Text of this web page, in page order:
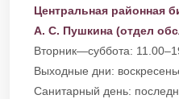
Центральная районная
А. С. Пушкина (отдел
Вторник—суббота:
Выходные дни:
Санитарный день: